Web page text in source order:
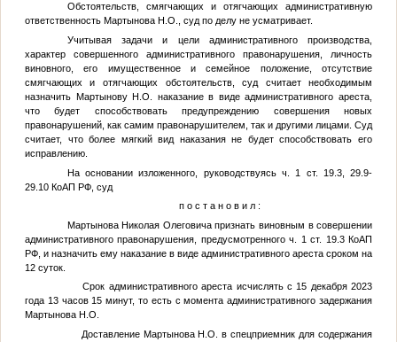
Обстоятельств, смягчающих и отягчающих административную
ответственность Мартынова Н.О., суд по делу не усматривает.
Учитывая задачи и цели административного производства,
характер совершенного административного правонарушения, личность
виновного, его имущественное и семейное положение, отсутствие
смягчающих и отягчающих обстоятельств, суд считает необходимым
назначить Мартынову Н.О. наказание в виде административного ареста,
что будет способствовать предупреждению совершения новых
правонарушений, как самим правонарушителем, так и другими лицами. Суд
считает, что более мягкий вид наказания не будет способствовать его
исправлению.
На основании изложенного, руководствуясь ч. 1 ст. 19.3, 29.9-
29.10 КоАП РФ, суд
п о с т а н о в и л :
Мартынова Николая Олеговича признать виновным в совершении
административного правонарушения, предусмотренного ч. 1 ст. 19.3 КоАП
РФ, и назначить ему наказание в виде административного ареста сроком на
12 суток.
Срок административного ареста исчислять с 15 декабря 2023
года 13 часов 15 минут, то есть с момента административного задержания
Мартынова Н.О.
Доставление Мартынова Н.О. в спецприемник для содержания